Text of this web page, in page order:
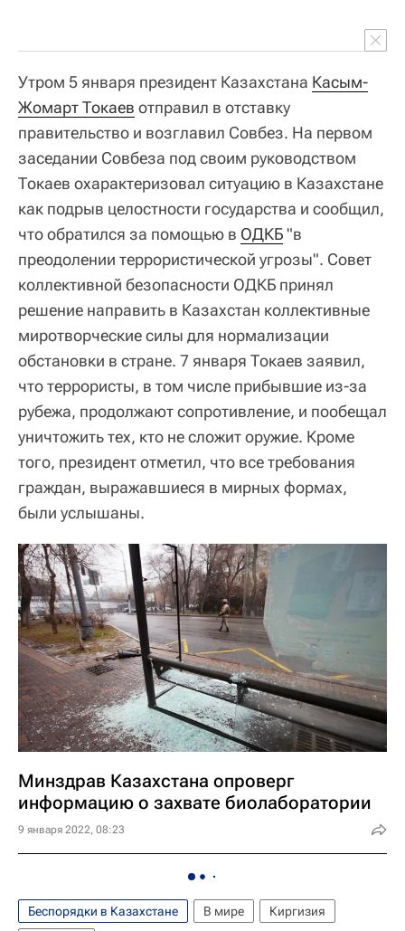
Утром 5 января президент Казахстана Касым-
Жомарт Токаев отправил в отставку
правительство и возглавил Совбез. На первом
заседании Совбеза под своим руководством
Токаев охарактеризовал ситуацию в Казахстане
как подрыв целостности государства и сообщил,
что обратился за помощью в ОДКБ "в
преодолении террористической угрозы". Совет
коллективной безопасности ОДКБ принял
решение направить в Казахстан коллективные
миротворческие силы для нормализации
обстановки в стране. 7 января Токаев заявил,
что террористы, в том числе прибывшие из-за
рубежа, продолжают сопротивление, и пообещал
уничтожить тех, кто не сложит оружие. Кроме
того, президент отметил, что все требования
граждан, выражавшиеся в мирных формах,
были услышаны.
Минздрав Казахстана опроверг
информацию о захвате биолаборатории
9 января 2022, 08:23
Беспорядки в Казахстане В мире
Киргизия